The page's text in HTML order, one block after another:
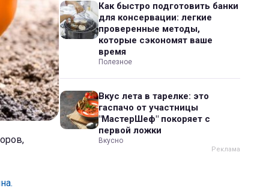
Как быстро подготовить банки
для консервации: легкие
проверенные методы,
которые сэкономят ваше
время
Полезное
Вкус лета в тарелке: это
гаспачо от участницы
"МастерШеф" покоряет с
первой ложки
Вкусно